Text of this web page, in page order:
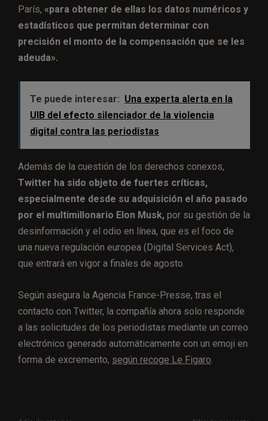
París, «para obtener de ellas los datos numéricos y
estadísticos que permitan determinar con
precisión el monto de la compensación que se les
adeuda».
Te puede interesar: Una experta alerta en la
UIB del efecto silenciador de la violencia
digital contra las periodistas
Además de la cuestión de los derechos conexos,
Twitter ha sido objeto de fuertes críticas,
especialmente desde su adquisición el año pasado
por el multimillonario Elon Musk, por su gestión de la
desinformación y el odio en línea, que es el foco de
una nueva regulación europea (Digital Services Act),
que entrará en vigor a finales de agosto.
Según asegura la Agencia France-Presse, tras el
contacto con Twitter, la compañía ahora solo responde
a las solicitudes de los periodistas mediante un correo
electrónico generado automáticamente con un emoji en
forma de excremento, según recoge Le Figaro.